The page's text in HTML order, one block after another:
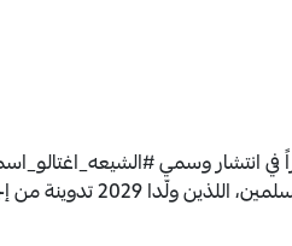
في انتشار وسمي